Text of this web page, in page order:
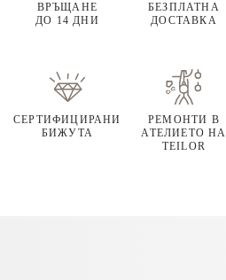
ВРЪЩАНЕ
ДО 14 ДНИ
БЕЗПЛАТНА
ДОСТАВКА
СЕРТИФИЦИРАНИ
БИЖУТА
РЕМОНТИ В
АТЕЛИЕТО НА
TEILOR